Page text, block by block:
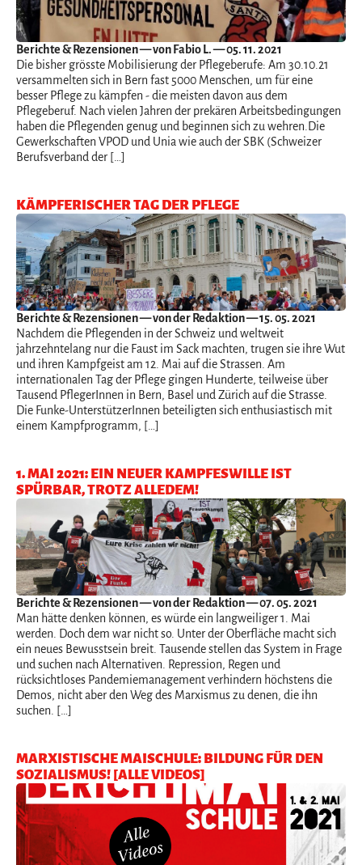
Berichte & Rezensionen— von Fabio L. — 05. 11. 2021
Die bisher grösste Mobilisierung der Pflegeberufe: Am 30.10.21
versammelten sich in Bern fast 5000 Menschen, um für eine
besser Pflege zu kämpfen - die meisten davon aus dem
Pflegeberuf. Nach vielen Jahren der prekären Arbeitsbedingungen
haben die Pflegenden genug und beginnen sich zu wehren.Die
Gewerkschaften VPOD und Unia wie auch der SBK (Schweizer
Berufsverband der […]
KÄMPFERISCHER TAG DER PFLEGE
Berichte & Rezensionen— von der Redaktion — 15. 05. 2021
Nachdem die Pflegenden in der Schweiz und weltweit
jahrzehntelang nur die Faust im Sack machten, trugen sie ihre Wut
und ihren Kampfgeist am 12. Mai auf die Strassen. Am
internationalen Tag der Pflege gingen Hunderte, teilweise über
Tausend PflegerInnen in Bern, Basel und Zürich auf die Strasse.
Die Funke-UnterstützerInnen beteiligten sich enthusiastisch mit
einem Kampfprogramm, […]
1. MAI 2021: EIN NEUER KAMPFESWILLE IST
SPÜRBAR, TROTZ ALLEDEM!
Berichte & Rezensionen— von der Redaktion — 07. 05. 2021
Man hätte denken können, es würde ein langweiliger 1. Mai
werden. Doch dem war nicht so. Unter der Oberfläche macht sich
ein neues Bewusstsein breit. Tausende stellen das System in Frage
und suchen nach Alternativen. Repression, Regen und
rücksichtloses Pandemiemanagement verhindern höchstens die
Demos, nicht aber den Weg des Marxismus zu denen, die ihn
suchen. […]
MARXISTISCHE MAISCHULE: BILDUNG FÜR DEN
SOZIALISMUS! [ALLE VIDEOS]